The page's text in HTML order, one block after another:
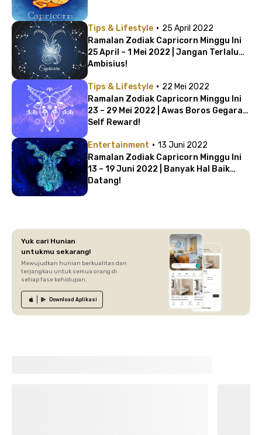
Tips & Lifestyle · 25 April 2022
Ramalan Zodiak Capricorn Minggu Ini
25 April – 1 Mei 2022 | Jangan Terlalu
Ambisius!
Tips & Lifestyle · 22 Mei 2022
Ramalan Zodiak Capricorn Minggu Ini
23 – 29 Mei 2022 | Awas Boros Gegara
Self Reward!
Entertainment · 13 Juni 2022
Ramalan Zodiak Capricorn Minggu Ini
13 – 19 Juni 2022 | Banyak Hal Baik
Datang!
Yuk cari Hunian
untukmu sekarang!
Mewujudkan hunian berkualitas dan
terjangkau untuk semua orang di
setiap fase kehidupan.
Download Aplikasi